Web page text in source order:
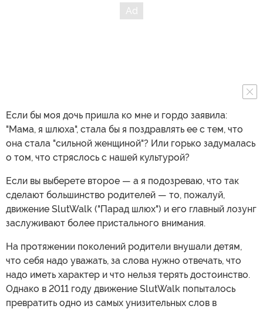
Если бы моя дочь пришла ко мне и гордо заявила:
"Мама, я шлюха", стала бы я поздравлять ее с тем, что
она стала "сильной женщиной"? Или горько задумалась
о том, что стряслось с нашей культурой?
Если вы выберете второе — а я подозреваю, что так
сделают большинство родителей — то, пожалуй,
движение SlutWalk ("Парад шлюх") и его главный лозунг
заслуживают более пристального внимания.
На протяжении поколений родители внушали детям,
что себя надо уважать, за слова нужно отвечать, что
надо иметь характер и что нельзя терять достоинство.
Однако в 2011 году движение SlutWalk попыталось
превратить одно из самых унизительных слов в